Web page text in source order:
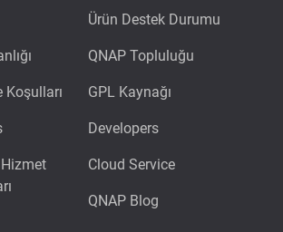
Koşulları
Hizmet
Ürün Destek Durumu
QNAP Topluluğu
GPL Kaynağı
Developers
Cloud Service
QNAP Blog